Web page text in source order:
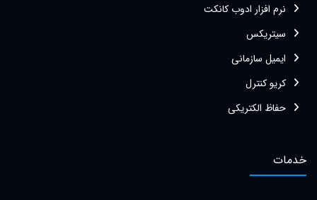
نرم افزار ادوب کانکت
سیتریکس
ایمیل سازمانی
کریو کنترل
حفاظ الکتریکی
خدمات